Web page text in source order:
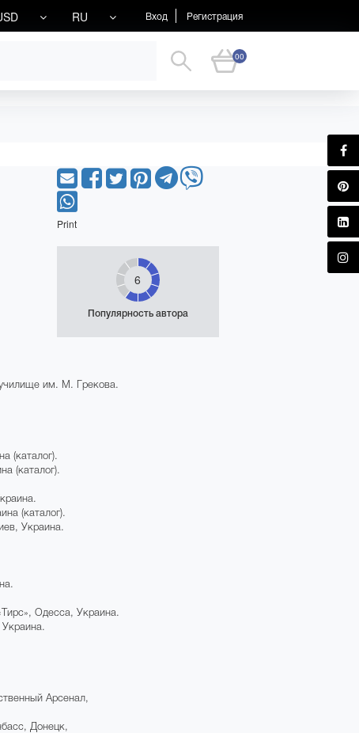
Вход Регистрация
RU
00
Print
6
Популярность автора
им. М. Грекова.
(каталог).
(каталог).
(каталог).
Украина.
Одесса, Украина.
Арсенал,
Донецк,